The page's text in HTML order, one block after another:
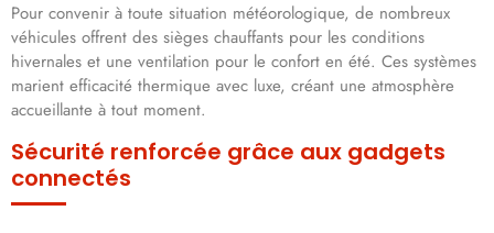
Pour convenir à toute situation météorologique, de nombreux
véhicules offrent des sièges chauffants pour les conditions
hivernales et une ventilation pour le confort en été. Ces systèmes
marient efficacité thermique avec luxe, créant une atmosphère
accueillante à tout moment.
Sécurité renforcée grâce aux gadgets
connectés